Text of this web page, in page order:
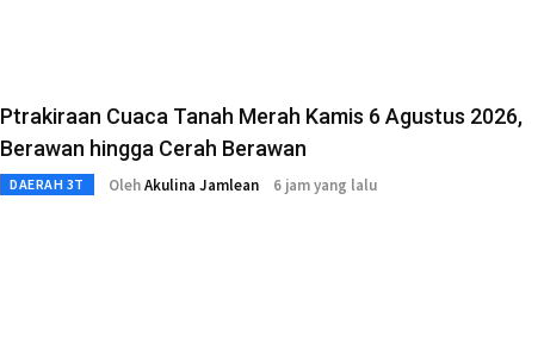
Ptrakiraan Cuaca Tanah Merah Kamis 6 Agustus 2026,
Berawan hingga Cerah Berawan
DAERAH 3T OlehAkulina Jamlean 6 jam yang lalu